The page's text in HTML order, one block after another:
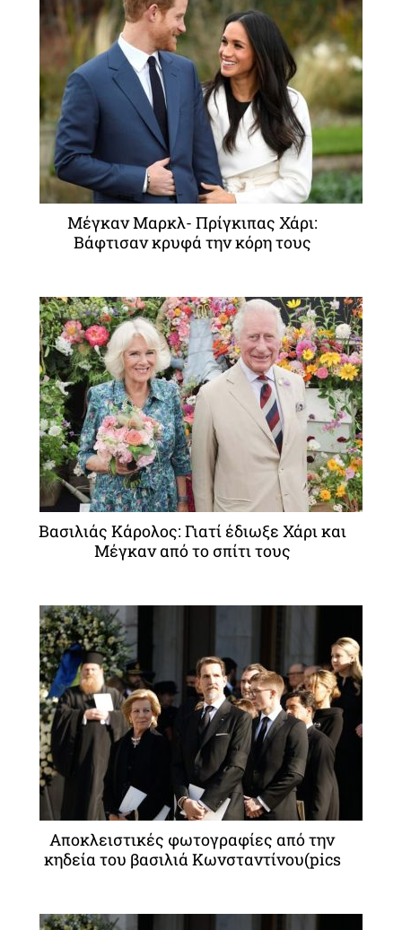
Μέγκαν Μαρκλ- Πρίγκιπας Χάρι:
Βάφτισαν κρυφά την κόρη τους
Βασιλιάς Κάρολος: Γιατί έδιωξε Χάρι και
Μέγκαν από το σπίτι τους
Αποκλειστικές φωτογραφίες από την
κηδεία του βασιλιά Κωνσταντίνου(pics